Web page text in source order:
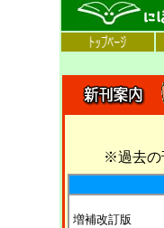
※過去の
増補改訂版